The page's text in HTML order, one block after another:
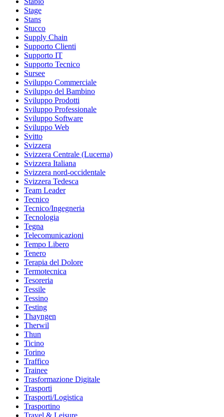
Stage
Stans
Stucco
Supply Chain
Supporto Clienti
Supporto IT
Supporto Tecnico
Sursee
Sviluppo Commerciale
Sviluppo del Bambino
Sviluppo Prodotti
Sviluppo Professionale
Sviluppo Software
Sviluppo Web
Svitto
Svizzera
Svizzera Centrale (Lucerna)
Svizzera Italiana
Svizzera nord-occidentale
Svizzera Tedesca
Team Leader
Tecnico
Tecnico/Ingegneria
Tecnologia
Tegna
Telecomunicazioni
Tempo Libero
Tenero
Terapia del Dolore
Termotecnica
Tesoreria
Tessile
Tessino
Testing
Thayngen
Therwil
Thun
Ticino
Torino
Traffico
Trainee
Trasformazione Digitale
Trasporti
Trasporti/Logistica
Trasportino